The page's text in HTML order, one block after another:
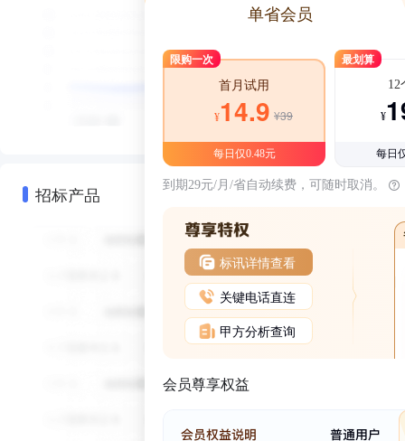
招标产品
单省会员
限购一次
首月试用
¥14.9 ¥39
每日仅0.48元
最划算
12
¥
每日
到期29元/月/省自动续费，可随时取消。
标讯详情查看
关键电话直连
甲方分析查询
会员尊享权益